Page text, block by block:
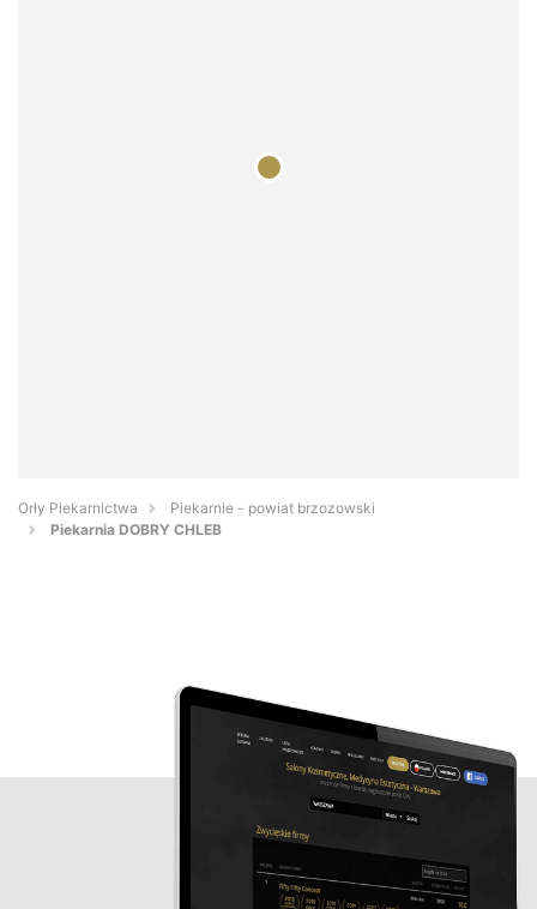
Orły Piekarnictwa
Piekarnie - powiat brzozowski
Piekarnia DOBRY CHLEB